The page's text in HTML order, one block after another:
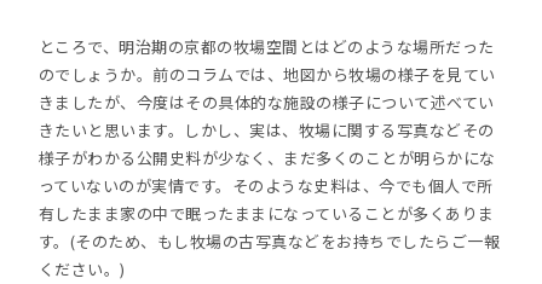
ところで、明治期の京都の牧場空間とはどのような場所だった
のでしょうか。前のコラムでは、地図から牧場の様子を見てい
きましたが、今度はその具体的な施設の様子について述べてい
きたいと思います。しかし、実は、牧場に関する写真などその
様子がわかる公開史料が少なく、まだ多くのことが明らかにな
っていないのが実情です。そのような史料は、今でも個人で所
有したまま家の中で眠ったままになっていることが多くありま
す。(そのため、もし牧場の古写真などをお持ちでしたらご一報
ください。)